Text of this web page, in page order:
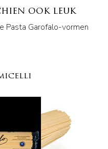
ook leuk
Pasta Garofalo-vormen